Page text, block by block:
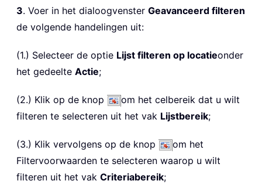
3. Voer in het dialoogvenster Geavanceerd filteren
de volgende handelingen uit:
(1.) Selecteer de optie Lijst filteren op locatieonder
het gedeelte Actie;
(2.) Klik op de knop
om het celbereik dat u wilt
filteren te selecteren uit het vak Lijstbereik;
(3.) Klik vervolgens op de knop
om het
Filtervoorwaarden te selecteren waarop u wilt
filteren uit het vak Criteriabereik;